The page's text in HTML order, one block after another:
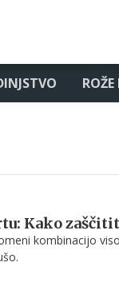
Kako
kombinacijo